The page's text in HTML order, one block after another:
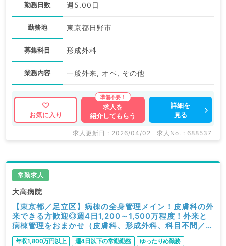
勤務日数 週5.00日
勤務地 東京都日野市
募集科目 形成外科
業務内容 一般外来, オペ, その他
お気に入り
求人を
紹介してもらう
詳細を
見る
求人更新日 : 2026/04/02 求人No. : 688537
常勤求人
大高病院
【東京都／足立区】病棟の全身管理メイン！皮膚科の外
来できる方歓迎◎週4日1,200～1,500万程度！外来と
病棟管理をおまかせ（皮膚科、形成外科、科目不問／常
勤）
年収1,800万円以上 週4日以下の常勤勤務 ゆったりめ勤務